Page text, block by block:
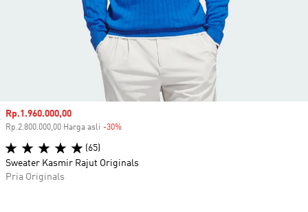
Harga penjualan
Rp.1.960.000,00
Rp.2.800.000,00 Harga asli -30%
(65)
Sweater Kasmir Rajut Originals
Pria Originals